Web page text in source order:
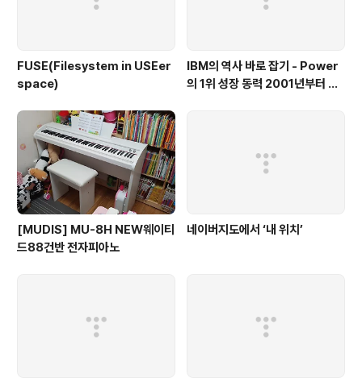
FUSE(Filesystem in USEer
space)
IBM의 역사 바로 잡기 - Power
의 1위 성장 동력 2001년부터 가
[MUDIS] MU-8H NEW웨이티
드88건반 전자피아노
네이버지도에서 ‘내 위치’